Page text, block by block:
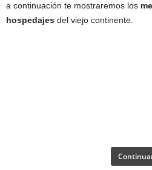
a continuación te mostraremos los
hospedajes del viejo continente.